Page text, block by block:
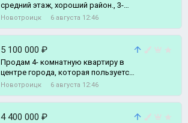
средний этаж, хороший район., 3-
комн. квартира
Новотроицк 6 августа 12:46
5 100 000 ₽
Продам 4- комнатную квартиру в
центре города, которая пользуется
большим спросом у местных
Новотроицк 6 августа 12:46
4 400 000 ₽